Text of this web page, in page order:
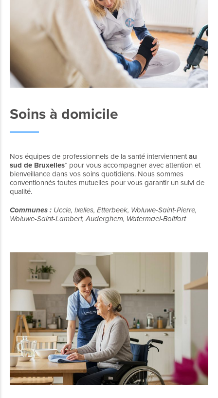
Soins à domicile
Nos équipes de professionnels de la santé interviennentau
sud de Bruxelles* pour vous accompagner avec attention et
bienveillance dans vos soins quotidiens. Nous sommes
conventionnés toutes mutuelles pour vous garantir un suivi de
qualité.
Communes : Uccle, Ixelles, Etterbeek, Woluwe-Saint-Pierre,
Woluwe-Saint-Lambert, Auderghem, Watermael-Boitfort